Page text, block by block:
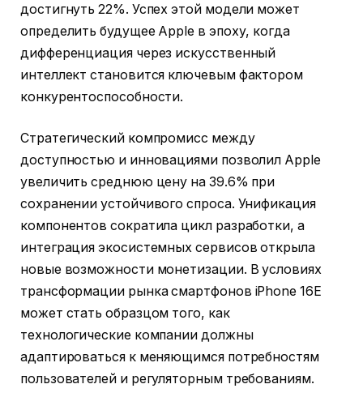
достигнуть 22%. Успех этой модели может
определить будущее Apple в эпоху, когда
дифференциация через искусственный
интеллект становится ключевым фактором
конкурентоспособности.
Стратегический компромисс между
доступностью и инновациями позволил Apple
увеличить среднюю цену на 39.6% при
сохранении устойчивого спроса. Унификация
компонентов сократила цикл разработки, а
интеграция экосистемных сервисов открыла
новые возможности монетизации. В условиях
трансформации рынка смартфонов iPhone 16E
может стать образцом того, как
технологические компании должны
адаптироваться к меняющимся потребностям
пользователей и регуляторным требованиям.